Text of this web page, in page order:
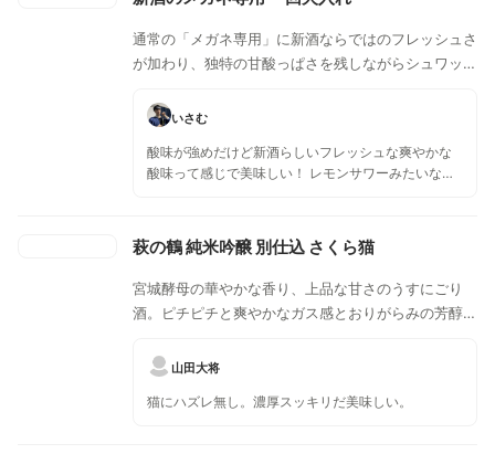
刺身やお寿司、おでんなど、和食との相性は間違い
トなどともベアリングをオススメしたい一本です！
通常の「メガネ専用」に新酒ならではのフレッシュさ
が加わり、独特の甘酸っぱさを残しながらシュワッと
すいかもしれません。 香りも新酒らしいレモンのよ
や味が尖っているようにも感じますが、これも新酒な
らでの味わいです そのまま冷やして飲むのもいいで
いさむ
酸味が強めだけど新酒らしいフレッシュな爽やかな
酸味って感じで美味しい！ レモンサワーみたいな酸
でした！！
萩の鶴 純米吟醸 別仕込 さくら猫
宮城酵母の華やかな香り、上品な甘さのうすにごり
酒。ピチピチと爽やかなガス感とおりがらみの芳醇な
山田大将
猫にハズレ無し。濃厚スッキリだ美味しい。